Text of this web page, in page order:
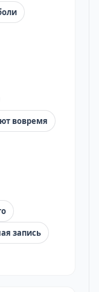
вовремя
запись